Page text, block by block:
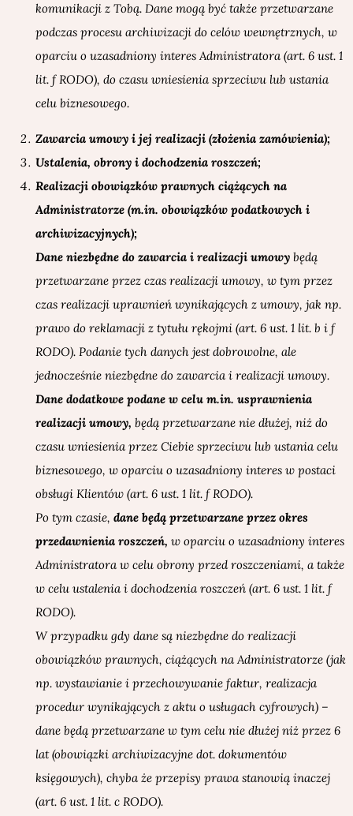
komunikacji z Tobą. Dane mogą być także przetwarzane
podczas procesu archiwizacji do celów wewnętrznych, w
oparciu o uzasadniony interes Administratora (art. 6 ust. 1
lit. f RODO), do czasu wniesienia sprzeciwu lub ustania
celu biznesowego.
Zawarcia umowy i jej realizacji (złożenia zamówienia);
Ustalenia, obrony i dochodzenia roszczeń;
Realizacji obowiązków prawnych ciążących na
Administratorze (m.in. obowiązków podatkowych i
archiwizacyjnych);
Dane niezbędne do zawarcia i realizacji umowy będą
przetwarzane przez czas realizacji umowy, w tym przez
czas realizacji uprawnień wynikających z umowy, jak np.
prawo do reklamacji z tytułu rękojmi (art. 6 ust. 1 lit. b i f
RODO). Podanie tych danych jest dobrowolne, ale
jednocześnie niezbędne do zawarcia i realizacji umowy.
Dane dodatkowe podane w celu m.in. usprawnienia
realizacji umowy, będą przetwarzane nie dłużej, niż do
czasu wniesienia przez Ciebie sprzeciwu lub ustania celu
biznesowego, w oparciu o uzasadniony interes w postaci
obsługi Klientów (art. 6 ust. 1 lit. f RODO).
Po tym czasie, dane będą przetwarzane przez okres
przedawnienia roszczeń, w oparciu o uzasadniony interes
Administratora w celu obrony przed roszczeniami, a także
w celu ustalenia i dochodzenia roszczeń (art. 6 ust. 1 lit. f
RODO).
W przypadku gdy dane są niezbędne do realizacji
obowiązków prawnych, ciążących na Administratorze (jak
np. wystawianie i przechowywanie faktur, realizacja
procedur wynikających z aktu o usługach cyfrowych) –
dane będą przetwarzane w tym celu nie dłużej niż przez 6
lat (obowiązki archiwizacyjne dot. dokumentów
księgowych), chyba że przepisy prawa stanowią inaczej
(art. 6 ust. 1 lit. c RODO).